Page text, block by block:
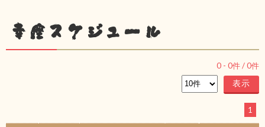
幸座スケジュール
0 - 0件 /0件
1